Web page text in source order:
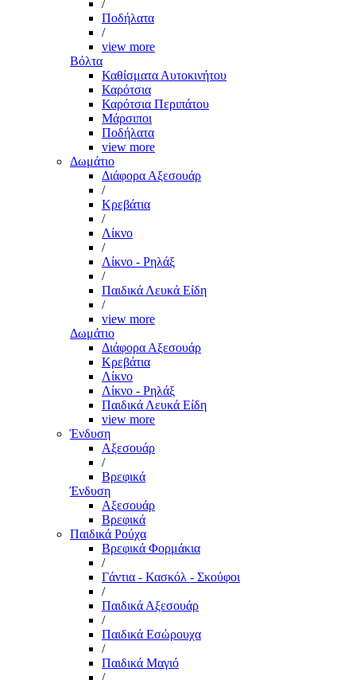
/
Ποδήλατα
/
view more
Βόλτα
Καθίσματα Αυτοκινήτου
Καρότσια
Καρότσια Περιπάτου
Μάρσιποι
Ποδήλατα
view more
Δωμάτιο
Διάφορα Αξεσουάρ
/
Κρεβάτια
/
Λίκνο
/
Λίκνο - Ρηλάξ
/
Παιδικά Λευκά Είδη
/
view more
Δωμάτιο
Διάφορα Αξεσουάρ
Κρεβάτια
Λίκνο
Λίκνο - Ρηλάξ
Παιδικά Λευκά Είδη
view more
Ένδυση
Αξεσουάρ
/
Βρεφικά
Ένδυση
Αξεσουάρ
Βρεφικά
Παιδικά Ρούχα
Βρεφικά Φορμάκια
/
Γάντια - Κασκόλ - Σκούφοι
/
Παιδικά Αξεσουάρ
/
Παιδικά Εσώρουχα
/
Παιδικά Μαγιό
/